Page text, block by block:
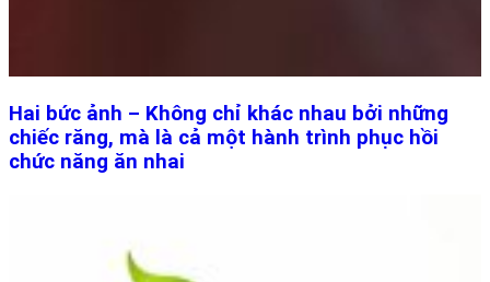
Hai bức ảnh – Không chỉ khác nhau bởi những
chiếc răng, mà là cả một hành trình phục hồi
chức năng ăn nhai